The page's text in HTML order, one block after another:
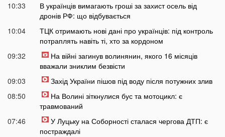
10:33
В українців вимагають гроші за захист осель від
дронів РФ: що відбувається
10:04
ТЦК отримають нові дані про українців: під контроль
потраплять навіть ті, хто за кордоном
09:32
На війні загинув волинянин, якого 16 місяців
вважали зниклим безвісти
09:03
Захід України пішов під воду після потужних злив
08:50
На Волині зіткнулися бус та мотоцикл: є
травмований
07:46
У Луцьку на Соборності сталася чергова ДТП: є
постраждалі